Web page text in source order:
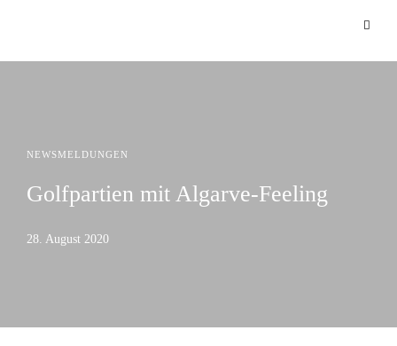
NEWSMELDUNGEN
Golfpartien mit Algarve-Feeling
28. August 2020